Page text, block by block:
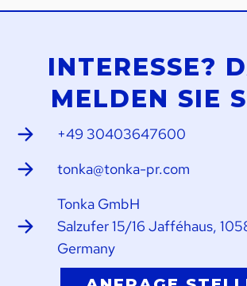
INTERESSE?
MELDEN SIE
+49 30403647600
tonka@tonka-pr.com
Tonka GmbH
Salzufer 15/16 Jafféhaus,
Germany